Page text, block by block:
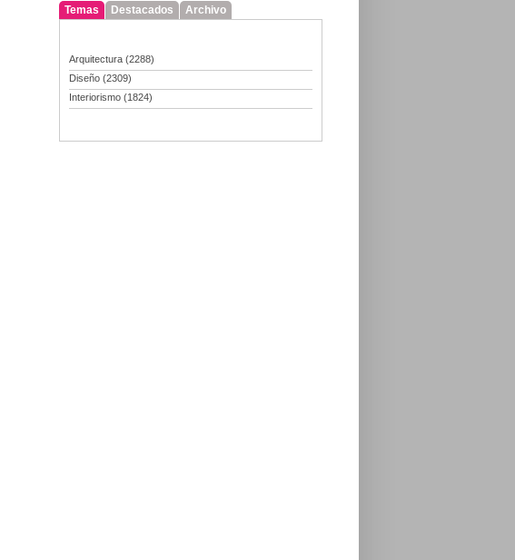
Temas Destacados Archivo
Arquitectura (2288)
Diseño (2309)
Interiorismo (1824)